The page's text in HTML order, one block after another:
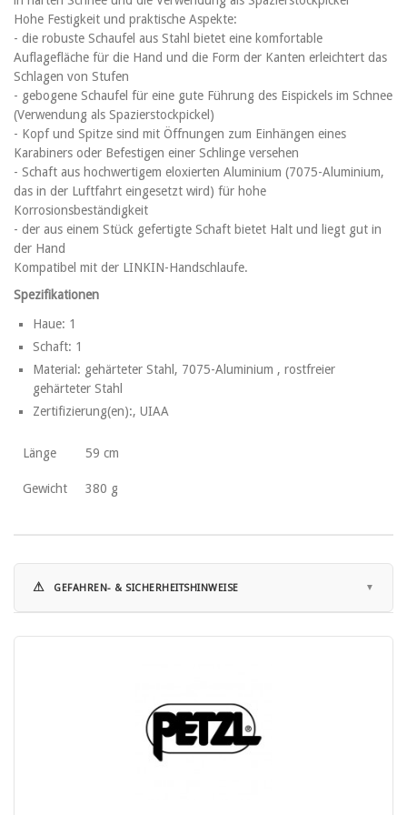
Hohe Festigkeit und praktische Aspekte:
- die robuste Schaufel aus Stahl bietet eine komfortable
Auflagefläche für die Hand und die Form der Kanten erleichtert das
Schlagen von Stufen
- gebogene Schaufel für eine gute Führung des Eispickels im Schnee
(Verwendung als Spazierstockpickel)
- Kopf und Spitze sind mit Öffnungen zum Einhängen eines
Karabiners oder Befestigen einer Schlinge versehen
- Schaft aus hochwertigem eloxierten Aluminium (7075-Aluminium,
das in der Luftfahrt eingesetzt wird) für hohe
Korrosionsbeständigkeit
- der aus einem Stück gefertigte Schaft bietet Halt und liegt gut in
der Hand
Kompatibel mit der LINKIN-Handschlaufe.
Spezifikationen
Haue: 1
Schaft: 1
Material: gehärteter Stahl, 7075-Aluminium , rostfreier
gehärteter Stahl
Zertifizierung(en):, UIAA
Länge 59 cm
Gewicht 380 g
⚠ GEFAHREN- & SICHERHEITSHINWEISE
Hinweise zur Nutzung:
• Vor der ersten Verwendung ist die Gebrauchsanleitung vollständig
zu lesen und zu beachten.